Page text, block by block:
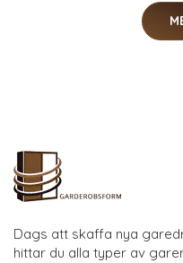
Dags att skaffa nya
hittar du alla typer av